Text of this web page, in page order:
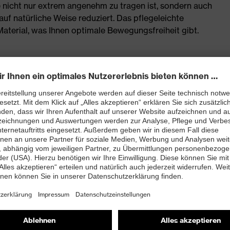
nur extrem angenehm zu tragen ist, sondern auch
natürliche Weise reduziert. Das pflegeleichte
was Ihnen optimale Bewegungsfreiheit gibt.
mit optimalem Feuchtigkeitsmanagement
Armabschlüsse mit Bündchen, körpernahe
+10 %)
navy, schwarz, rot
(Flächengewicht: ca. 220 g/m²)